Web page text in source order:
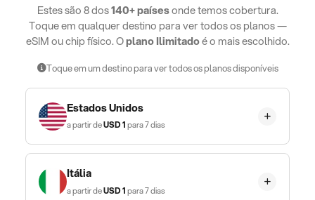
Estes são 8 dos140+ paísesonde temos cobertura.
Toque em qualquer destino para ver todos os planos —
eSIM ou chip físico. Oplano Ilimitadoé o mais escolhido.
Toque em um destino para ver todos os planos disponíveis
Estados Unidos
a partir deUSD1para 7 dias
Itália
a partir deUSD1para 7 dias